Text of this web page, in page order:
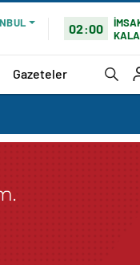
02:00
Gazeteler